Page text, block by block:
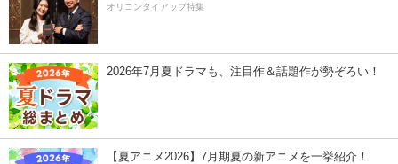
オリコンタイアップ特集
2026年7月夏ドラマも、注目作＆話題作が勢ぞろい！
【夏アニメ2026】7月期夏の新アニメを一挙紹介！